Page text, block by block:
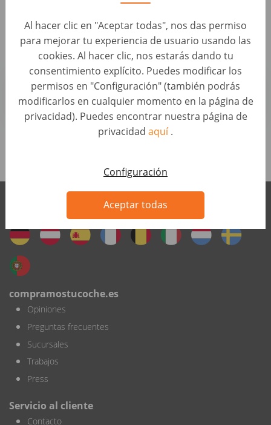
Al hacer clic en "Aceptar todas", nos das permiso
para mejorar tu experiencia de usuario usando las
cookies. Al hacer clic, nos estarás dando tu
consentimiento explícito. Puedes modificar los
permisos en "Configuración" (también podrás
modificarlos en cualquier momento en la página de
privacidad). Puedes encontrar nuestra página de
privacidad aquí.
Configuración
Aceptar todas
que podrían interesarte:
Team Lead Java Engineer, Retail (f/m/x)
Ingeniería de Software • Ucrania, Kyiv
AUTO1 Group
compramostucoche.es International
compramostucoche.es
Opiniones
Preguntas frecuentes
Sucursales
Trabajos
Press
Servicio al cliente
Contacto